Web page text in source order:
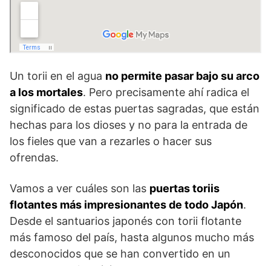
Un torii en el agua no permite pasar bajo su arco
a los mortales. Pero precisamente ahí radica el
significado de estas puertas sagradas, que están
hechas para los dioses y no para la entrada de
los fieles que van a rezarles o hacer sus
ofrendas.
Vamos a ver cuáles son las puertas toriis
flotantes más impresionantes de todo Japón.
Desde el santuarios japonés con torii flotante
más famoso del país, hasta algunos mucho más
desconocidos que se han convertido en un